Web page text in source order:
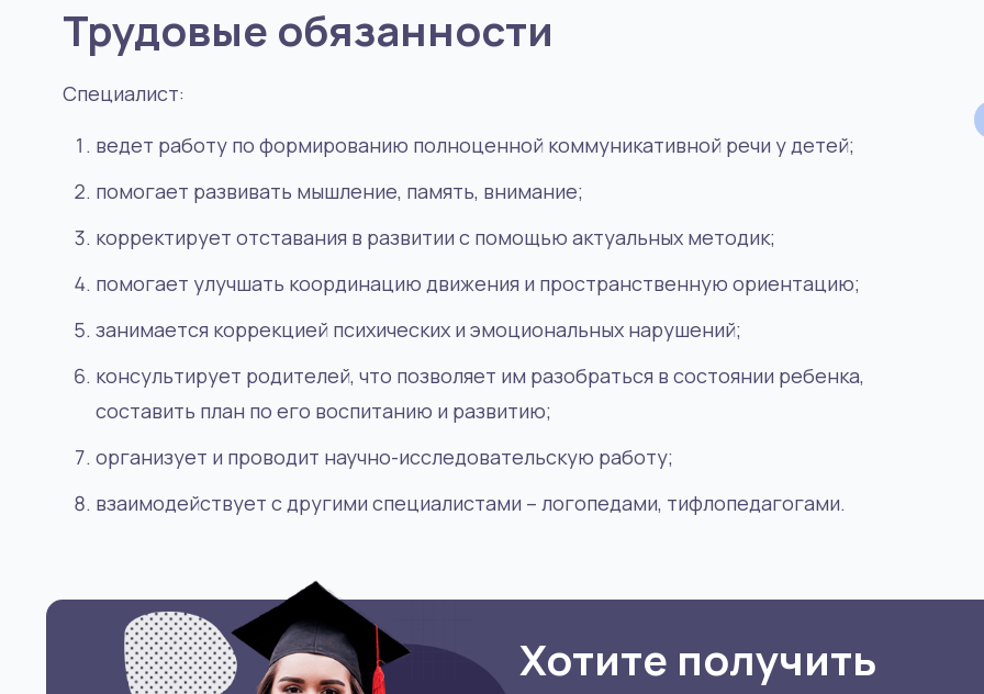
Трудовые обязанности
Специалист:
ведет работу по формированию полноценной коммуникативной речи у детей;
помогает развивать мышление, память, внимание;
корректирует отставания в развитии с помощью актуальных методик;
помогает улучшать координацию движения и пространственную ориентацию;
занимается коррекцией психических и эмоциональных нарушений;
консультирует родителей, что позволяет им разобраться в состоянии ребенка,
составить план по его воспитанию и развитию;
организует и проводит научно-исследовательскую работу;
взаимодействует с другими специалистами – логопедами, тифлопедагогами.
4.4 /5
Психолог
человеческого мышления, качества личности,
Квалифицированные психологи нужны в России,
психологическую помощь в сложных ситуациях.
свои психологические ресурсы, повышать
УЗНАТЬ ПОДРОБНЕЕ
Психолог центра помощи
среди подростков, их родителей, молодых
Работают профессиональные психологи,
через:
УЗНАТЬ ПОДРОБНЕЕ
Хотите получить